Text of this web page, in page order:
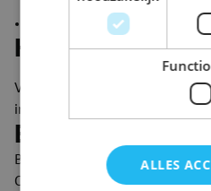
een attest van
Hoe aanmelden?
​Via
kan je je kind
informatie.
Bijkomende
Ben je minder digitaal vaardig?
Ondervind je problemen bij het
ALLES